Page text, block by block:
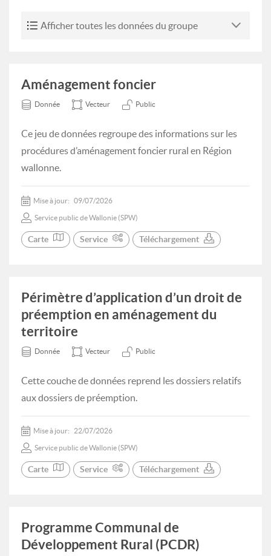
Afficher toutes les données du groupe
Aménagement foncier
Donnée Vecteur Public
Ce jeu de données regroupe des informations sur les
procédures d’aménagement foncier rural en Région
wallonne.
Mise à jour: 09/07/2026
Service public de Wallonie (SPW)
Carte Service Téléchargement
Périmètre d’application d’un droit de
préemption en aménagement du
territoire
Donnée Vecteur Public
Cette couche de données reprend les dossiers relatifs
aux dossiers de préemption.
Mise à jour: 22/07/2026
Service public de Wallonie (SPW)
Carte Service Téléchargement
Programme Communal de
Développement Rural (PCDR)